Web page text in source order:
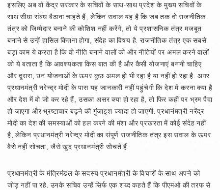
इसलिए अब वो केंद्र सरकार के सचिवों के साथ-साथ प्रदेश के मुख्य सचिवों के
साथ सीधा संबंध बैठाना चाहते हैं, लेकिन सवाल यह है कि जब तक वो राजनीतिक
तंत्र को जिम्मेदार बनाने की कोशिश नहीं करेंगे, तो ये प्रशासनिक तंत्र मजबूत
बनाने से उन्हें हासिल कितना होगा, संदेह का विषय है. राजनीतिक तंत्र एक सबसे
बड़ा काम ये करता है कि वो नीति बनाने वालों को और नीतियों पर अमल करने वालों
को ये बताता है कि आवश्यकता किस बात की है और कैसी योजनाएं बननी चाहिए
और दूसरा, उन योजनाओं के ऊपर कुछ अमल हो भी रहा है या नहीं हो रहा है. अगर
प्रधानमंत्री नरेन्द्र मोदी के पास यह जानकारी नहीं पहुंचेगी कि देश में करना क्या है
और देश में वो जो कर रहे हैं, उसका असर क्या हो रहा है, तो फिर कहीं पर भ्रम पैदा
हो जाएगा और भ्रष्टाचार बढ़ने की गुंजाइश ज्यादा हो जाएगी. प्रधानंमत्री नरेंद्र
मोदी का देश की समस्याओं को हल करने की मंशा और प्रखरता में कोई संदेह नहीं
है, लेकिन प्रधानमंत्री नरेन्द्र मोदी का संपूर्ण राजनीतिक तंत्र इस सवाल के ऊपर
वैसे नहीं सोचता, जैसे खुद प्रधानमंत्री सोचते हैं.
प्रधानमंत्री के मंत्रिमंडल के सदस्य प्रधानमंत्री के विचारों के साथ अपने को
जोड़ नहीं पा रहे. उनके सचिव उन्हें सिर्फ एक शब्द कहते हैं कि पीएमओ की तरफ से